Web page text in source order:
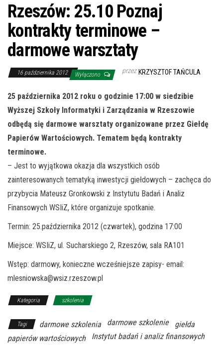
szkolenia dla
firm
Rzeszów: 25.10 Poznaj
kontrakty terminowe –
darmowe warsztaty
16 października 2012 Wyłączono przez KRZYSZTOF TAŃCULA
25 października 2012 roku o godzinie 17:00 w siedzibie
Wyższej Szkoły Informatyki i Zarządzania w Rzeszowie
odbędą się darmowe warsztaty organizowane przez Giełdę
Papierów Wartościowych. Tematem będą kontrakty
terminowe.
– Jest to wyjątkowa okazja dla wszystkich osób
zainteresowanych tematyką inwestycji giełdowych – zachęca do
przybycia Mateusz Gronkowski z Instytutu Badań i Analiz
Finansowych WSIiZ, które organizuje spotkanie.
Termin: 25.października 2012 (czwartek), godzina 17:00
Miejsce: WSIiZ, ul. Sucharskiego 2, Rzeszów, sala RA101
Wstęp: darmowy, konieczne wcześniejsze zapisy- email:
mlesniowska@wsiz.rzeszow.pl
Kategoria szkolenia
Tagi darmowe szkolenia darmowe szkolenie
giełda
papierów wartościowych
Instytut badań i analiz finansowych